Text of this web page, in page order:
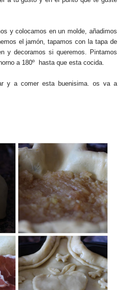
y colocamos en un molde, añadimos
el jamón, tapamos con la tapa de
y decoramos si queremos. Pintamos
a 180º hasta que esta cocida.
y a comer esta buenisima. os va a